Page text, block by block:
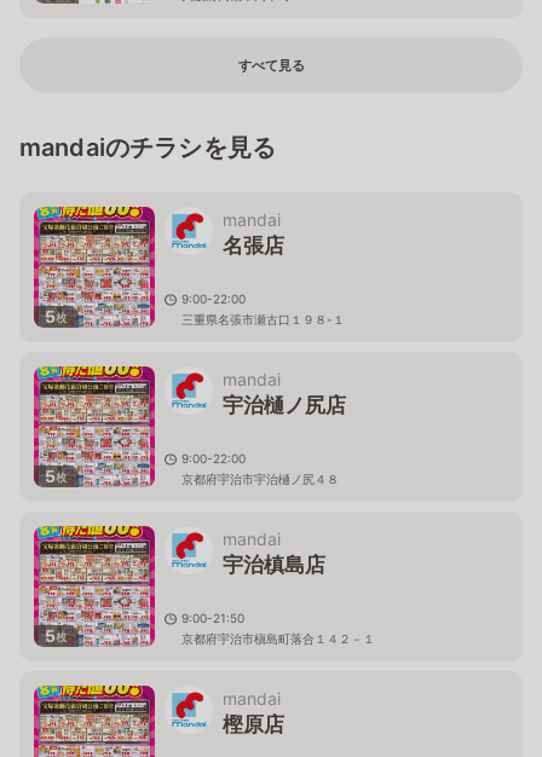
すべて見る
mandaiのチラシを見る
5枚
mandai
名張店
9:00-22:00
三重県名張市瀬古口１９８-１
5枚
mandai
宇治樋ノ尻店
9:00-22:00
京都府宇治市宇治樋ノ尻４８
5枚
mandai
宇治槙島店
9:00-21:50
京都府宇治市槇島町落合１４２－１
mandai
樫原店